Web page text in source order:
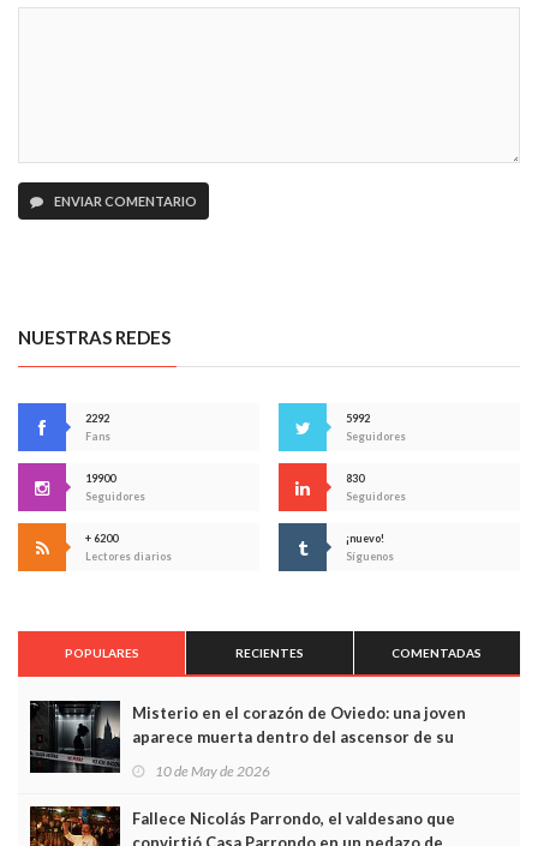
ENVIAR COMENTARIO
NUESTRAS REDES
2292
Fans
5992
Seguidores
19900
Seguidores
830
Seguidores
+ 6200
Lectores diarios
¡nuevo!
Síguenos
POPULARES RECIENTES COMENTADAS
Misterio en el corazón de Oviedo: una joven
aparece muerta dentro del ascensor de su
edificio y las cámaras captan sus últimos minutos
10 de May de 2026
Fallece Nicolás Parrondo, el valdesano que